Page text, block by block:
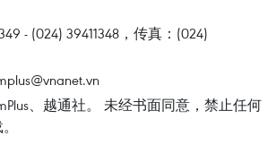
- (024) 39411348，传真：(024)
、越通社。 未经书面同意，禁止任何